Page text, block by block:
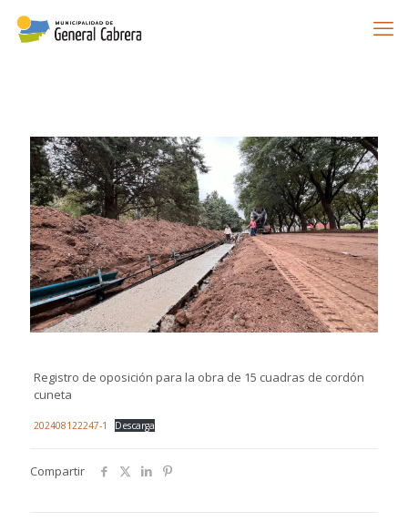
Registro de oposición para la obra de 15 cuadras de cordón
cuneta
202408122247-1 Descarga
Compartir